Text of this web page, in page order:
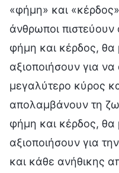
«φήμη» και
άνθρωποι πιστεύουν
φήμη και κέρδος,
αξιοποιήσουν για
μεγαλύτερο κύρος
απολαμβάνουν τη
φήμη και κέρδος, θα
αξιοποιήσουν για
και κάθε ανήθικης